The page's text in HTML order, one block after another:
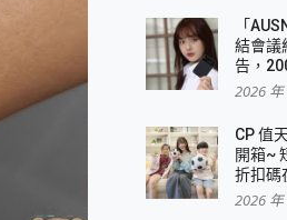
電競螢幕，多工辦公、爽度滿滿的
證的手機配件品牌
報徵稿活動」好康大放送
磁吸無線急速行動電源 開箱 評測
箱 評測
iOS/Android！
費送你 300分鐘轉寫
趕快來AGI亞奇雷挑戰任務抽 PS5！
「
結會議
告，
2026
CP 值
開箱~
折扣碼
2026